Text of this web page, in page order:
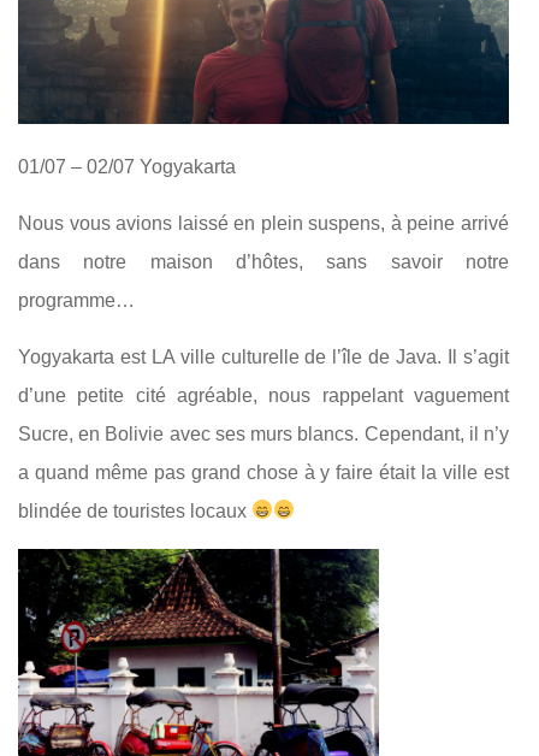
01/07 – 02/07 Yogyakarta
Nous vous avions laissé en plein suspens, à peine arrivé
dans notre maison d’hôtes, sans savoir notre
programme…
Yogyakarta est LA ville culturelle de l’île de Java. Il s’agit
d’une petite cité agréable, nous rappelant vaguement
Sucre, en Bolivie avec ses murs blancs. Cependant, il n’y
a quand même pas grand chose à y faire était la ville est
blindée de touristes locaux